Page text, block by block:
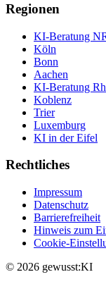
Regionen
KI-Beratung
Köln
Bonn
Aachen
KI-Beratung
Koblenz
Trier
Luxemburg
KI in der Eifel
Rechtliches
Impressum
Datenschutz
Barrierefreiheit
Hinweis zum
Cookie-
© 2026 gewusst:KI